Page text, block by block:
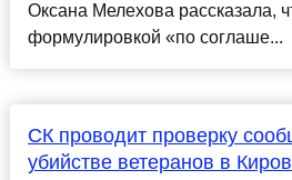
Оксана Мелехова рассказала,
формулировкой «по соглаше...
СК проводит проверку
убийстве ветеранов в